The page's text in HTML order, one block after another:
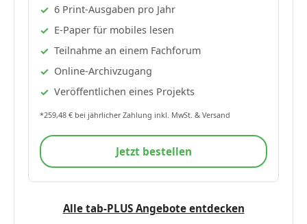
6 Print-Ausgaben pro Jahr
E-Paper für mobiles lesen
Teilnahme an einem Fachforum
Online-Archivzugang
Veröffentlichen eines Projekts
*259,48 € bei jährlicher Zahlung inkl. MwSt. & Versand
Jetzt bestellen
Alle tab-PLUS Angebote entdecken